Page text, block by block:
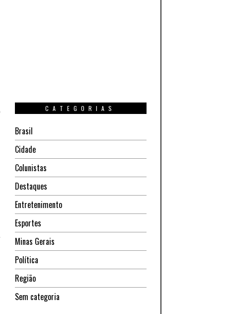
CATEGORIAS
Brasil
Cidade
Colunistas
Destaques
Entretenimento
Esportes
Minas Gerais
Política
Região
Sem categoria